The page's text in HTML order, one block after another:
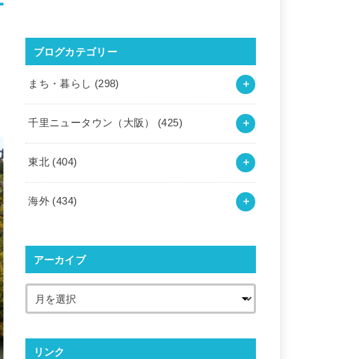
ブログカテゴリー
まち・暮らし (298)
千里ニュータウン（大阪） (425)
東北 (404)
海外 (434)
アーカイブ
リンク